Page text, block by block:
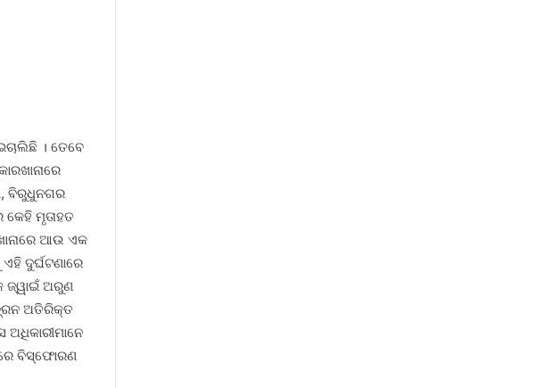
। ତେବେ
ବିରୁଧୁନଗର
ମୃତାହତ
ଆଉ ଏକ
ଦୁର୍ଘଟଣାରେ
ଜ୍ୱାଇଁ ଅରୁଣ
ଅତିରିକ୍ତ
ବିସ୍ଫୋରଣ